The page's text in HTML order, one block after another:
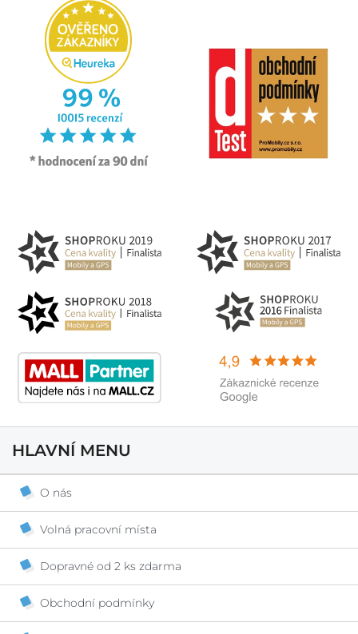
HLAVNÍ MENU
O nás
Volná pracovní místa
Dopravné od 2 ks zdarma
Obchodní podmínky